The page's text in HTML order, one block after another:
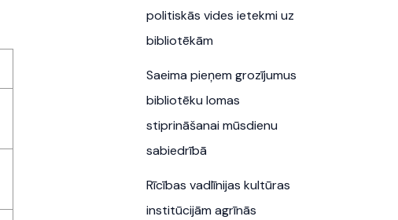
politiskās vides ietekmi uz
bibliotēkām
Saeima pieņem grozījumus
bibliotēku lomas
stiprināšanai mūsdienu
sabiedrībā
Rīcības vadlīnijas kultūras
institūcijām agrīnās